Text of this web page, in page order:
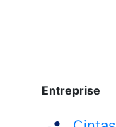
Entreprise